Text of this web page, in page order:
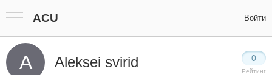
ACU Войти
A Aleksei svirid 0
Рейтинг